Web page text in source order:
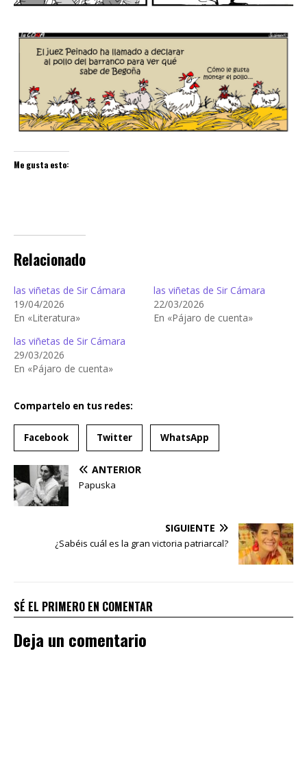
Me gusta esto:
Relacionado
las viñetas de Sir Cámara
19/04/2026
En «Literatura»
las viñetas de Sir Cámara
22/03/2026
En «Pájaro de cuenta»
las viñetas de Sir Cámara
29/03/2026
En «Pájaro de cuenta»
Compartelo en tus redes:
Facebook Twitter WhatsApp
ANTERIOR
Papuska
SIGUIENTE
¿Sabéis cuál es la gran victoria patriarcal?
SÉ EL PRIMERO EN COMENTAR
Deja un comentario